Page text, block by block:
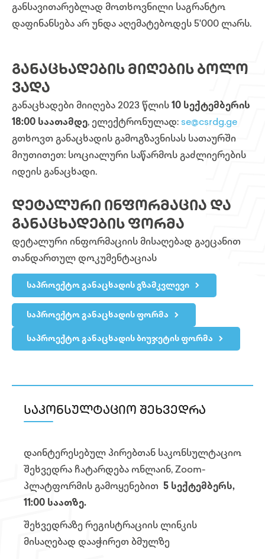
განსავითარებლად მოთხოვნილი საგრანტო
დაფინანსება არ უნდა აღემატებოდეს 5'000 ლარს.
ᲒᲐᲜᲐᲪᲮᲐᲓᲔᲑᲘᲡ ᲛᲘᲦᲔᲑᲘᲡ ᲑᲝᲚᲝ
ᲕᲐᲓᲐ
განაცხადები მიიღება 2023 წლის 10 სექტემბერის
18:00 საათამდე, ელექტრონულად: se@csrdg.ge
გთხოვთ განაცხადის გამოგზავნისას სათაურში
მიუთითეთ: სოციალური საწარმოს გაძლიერების
იდეის განაცხადი.
ᲓᲔᲢᲐᲚᲣᲠᲘ ᲘᲜᲤᲝᲠᲛᲐᲪᲘᲐ ᲓᲐ
ᲒᲐᲜᲐᲪᲮᲐᲓᲔᲑᲘᲡ ᲤᲝᲠᲛᲐ
დეტალური ინფორმაციის მისაღებად გაეცანით
თანდართულ დოკუმენტაციას
საპროექტო განაცხადის გზამკვლევი
საპროექტო განაცხადის ფორმა
საპროექტო განაცხადის ბიუჯეტის ფორმა
საკონსულტაციო შეხვედრა
დაინტერესებულ პირებთან საკონსულტაციო
შეხვედრა ჩატარდება ონლაინ, Zoom-
პლატფორმის გამოყენებით 5 სექტემბერს,
11:00 საათზე.
შეხვედრაზე რეგისტრაციის ლინკის
მისაღებად დააჭირეთ ბმულზე